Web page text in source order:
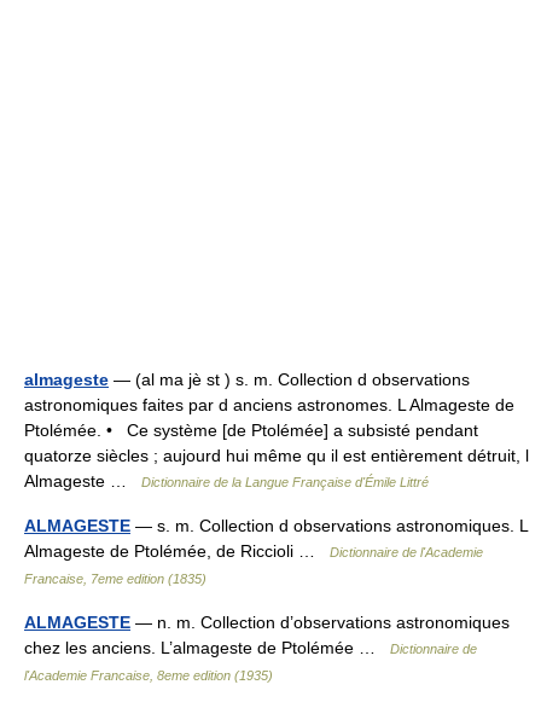
almageste — (al ma jè st ) s. m. Collection d observations
astronomiques faites par d anciens astronomes. L Almageste de
Ptolémée. • Ce système [de Ptolémée] a subsisté pendant
quatorze siècles ; aujourd hui même qu il est entièrement détruit, l
Almageste …
Dictionnaire de la Langue Française d'Émile Littré
ALMAGESTE — s. m. Collection d observations astronomiques. L
Almageste de Ptolémée, de Riccioli …
Dictionnaire de l'Academie
Francaise, 7eme edition (1835)
ALMAGESTE — n. m. Collection d’observations astronomiques
chez les anciens. L’almageste de Ptolémée …
Dictionnaire de
l'Academie Francaise, 8eme edition (1935)